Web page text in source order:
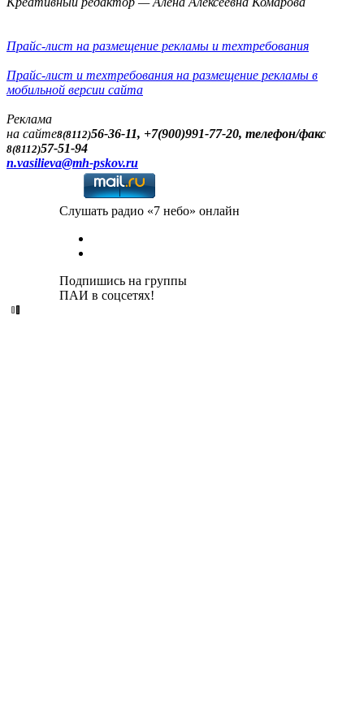
Прайс-лист на размещение рекламы и техтребования
Прайс-лист и техтребования на размещение рекламы в
мобильной версии сайта
Реклама
на сайте8(8112)56-36-11, +7(900)991-77-20, телефон/факс
8(8112)57-51-94
n.vasilieva@mh-pskov.ru
Слушать радио «7 небо» онлайн
Подпишись на группы
ПАИ в соцсетях!